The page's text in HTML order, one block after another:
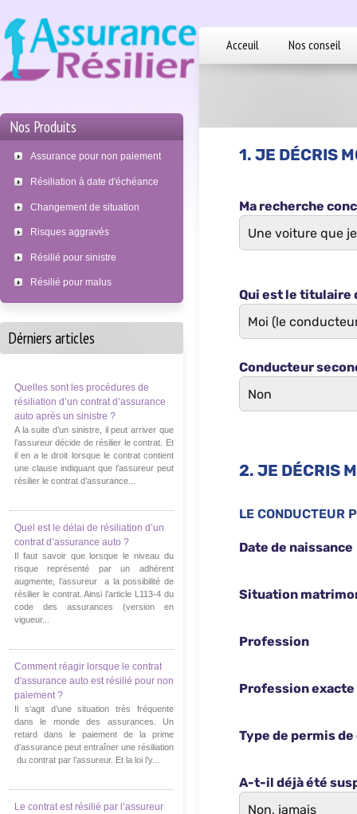
Acceuil Nos conseil
Nos Produits
Assurance pour non paiement
Résiliation à date d'échéance
Changement de situation
Risques aggravés
Résilié pour sinistre
Résilié pour malus
Dérniers articles
Quelles sont les procédures de
résiliation d’un contrat d’assurance
auto après un sinistre ?
A la suite d’un sinistre, il peut arriver que
l’assureur décide de résilier le contrat. Et
il en a le droit lorsque le contrat contient
une clause indiquant que l’assureur peut
résilier le contrat d’assurance...
Quel est le délai de résiliation d’un
contrat d’assurance auto ?
Il faut savoir que lorsque le niveau du
risque représenté par un adhérent
augmente, l’assureur a la possibilité de
résilier le contrat. Ainsi l’article L113-4 du
code des assurances (version en
vigueur...
Comment réagir lorsque le contrat
d'assurance auto est résilié pour non
paiement ?
Il s’agit d’une situation très fréquente
dans le monde des assurances. Un
retard dans le paiement de la prime
d’assurance peut entraîner une résiliation
du contrat par l’assureur. Et la loi l’y...
Le contrat est résilié par l’assureur